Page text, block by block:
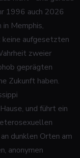
1996 auch 2026
Memphis,
keine aufgesetzten
zweier
geprägten
Zukunft haben.
und führt ein
dunklen Orten am
anonymen